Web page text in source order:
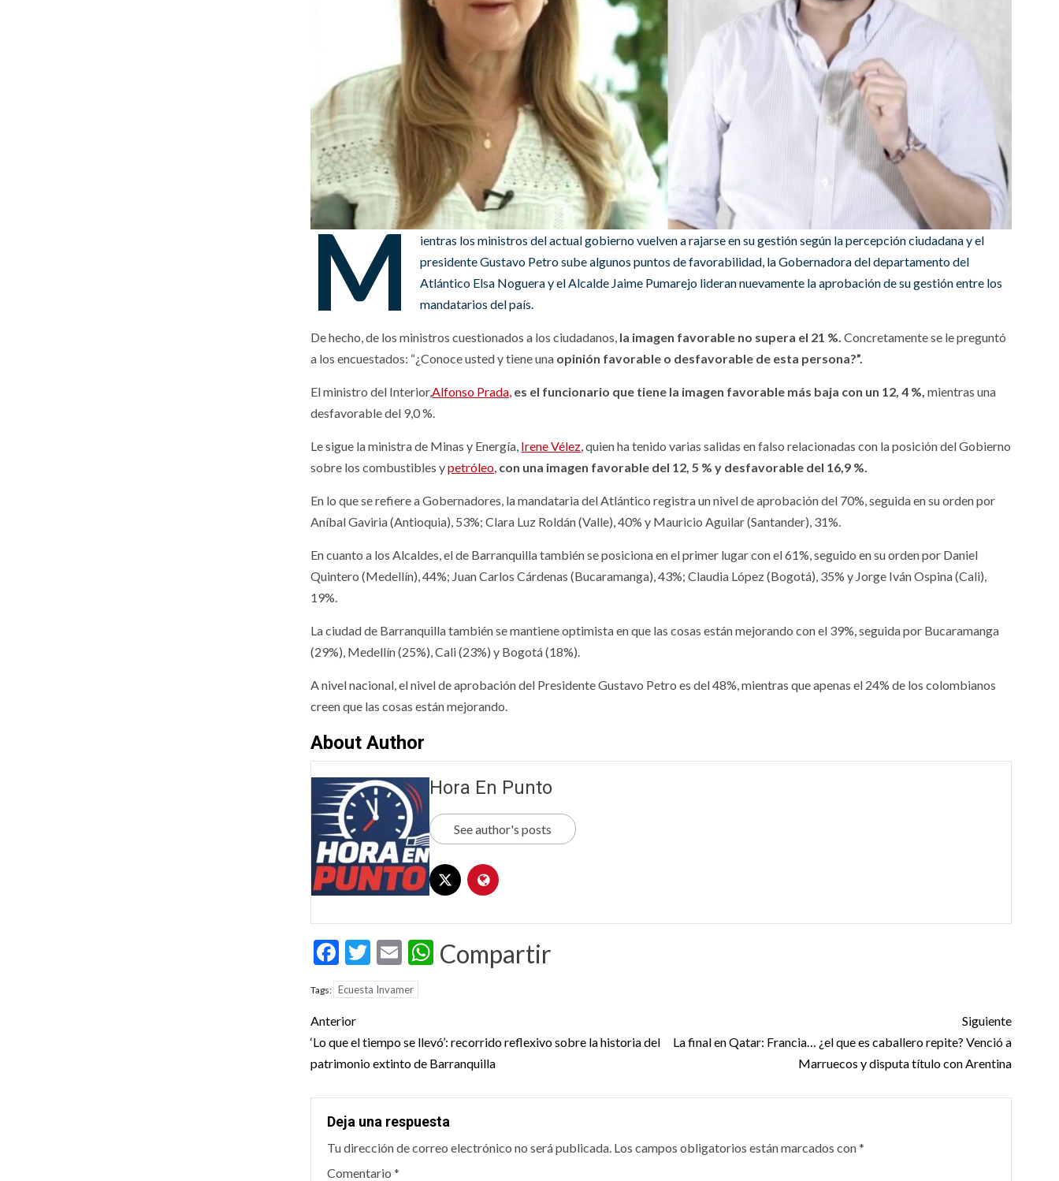
M
ientras los ministros del actual gobierno vuelven a rajarse en su gestión según la percepción ciudadana y el
presidente Gustavo Petro sube algunos puntos de favorabilidad, la Gobernadora del departamento del
Atlántico Elsa Noguera y el Alcalde Jaime Pumarejo lideran nuevamente la aprobación de su gestión entre los
mandatarios del país.
De hecho, de los ministros cuestionados a los ciudadanos, la imagen favorable no supera el 21 %.Concretamente se le preguntó
a los encuestados: “¿Conoce usted y tiene una opinión favorable o desfavorable de esta persona?”.
El ministro del Interior,Alfonso Prada, es el funcionario que tiene la imagen favorable más baja con un 12, 4 %, mientras una
desfavorable del 9,0 %.
Le sigue la ministra de Minas y Energía, Irene Vélez, quien ha tenido varias salidas en falso relacionadas con la posición del Gobierno
sobre los combustibles ypetróleo, con una imagen favorable del 12, 5 % y desfavorable del 16,9 %.
En lo que se refiere a Gobernadores, la mandataria del Atlántico registra un nivel de aprobación del 70%, seguida en su orden por
Aníbal Gaviria (Antioquia), 53%; Clara Luz Roldán (Valle), 40% y Mauricio Aguilar (Santander), 31%.
En cuanto a los Alcaldes, el de Barranquilla también se posiciona en el primer lugar con el 61%, seguido en su orden por Daniel
Quintero (Medellín), 44%; Juan Carlos Cárdenas (Bucaramanga), 43%; Claudia López (Bogotá), 35% y Jorge Iván Ospina (Cali),
19%.
La ciudad de Barranquilla también se mantiene optimista en que las cosas están mejorando con el 39%, seguida por Bucaramanga
(29%), Medellín (25%), Cali (23%) y Bogotá (18%).
A nivel nacional, el nivel de aprobación del Presidente Gustavo Petro es del 48%, mientras que apenas el 24% de los colombianos
creen que las cosas están mejorando.
About Author
Hora En Punto
See author's posts
Facebook
Twitter
EmailWhatsApp
Compartir
Tags: Ecuesta Invamer
Post
navigation
Anterior
‘Lo que el tiempo se llevó’: recorrido reflexivo sobre la historia del
patrimonio extinto de Barranquilla
Siguiente
La final en Qatar: Francia… ¿el que es caballero repite? Venció a
Marruecos y disputa título con Arentina
Deja una respuesta
Tu dirección de correo electrónico no será publicada. Los campos obligatorios están marcados con*
Comentario*